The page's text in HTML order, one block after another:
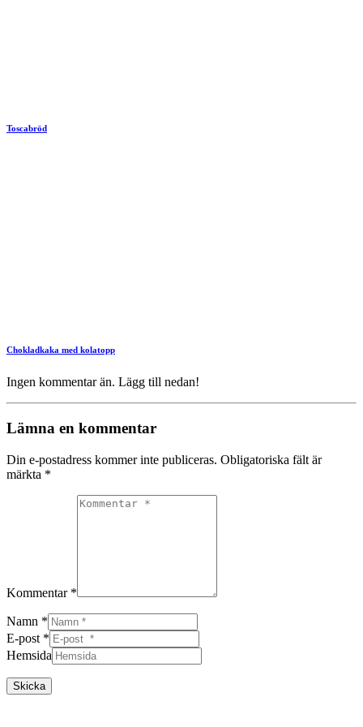
Toscabröd
Chokladkaka med kolatopp
Ingen kommentar än. Lägg till nedan!
Lämna en kommentar
Din e-postadress kommer inte publiceras. Obligatoriska fält är
märkta *
Kommentar *
Namn *
E-post *
Hemsida
Skicka